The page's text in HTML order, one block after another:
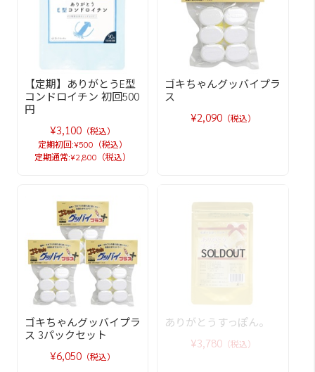
【定期】ありがとうE型
コンドロイチン 初回500
円
¥3,100 （税込）
定期初回:¥500（税込）
定期通常:¥2,800（税込）
ゴキちゃんグッバイプラ
ス
¥2,090（税込）
ゴキちゃんグッバイプラ
ス 3パックセット
¥6,050 （税込）
SOLDOUT
ありがとうすっぽん。
¥3,780（税込）